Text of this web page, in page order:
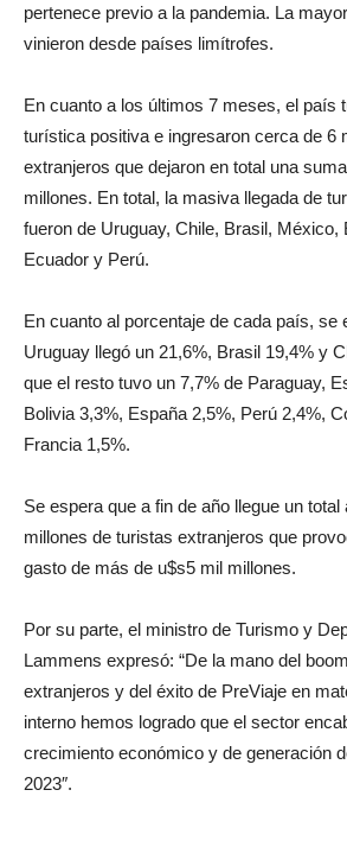
pertenece previo a la pandemia. La
vinieron desde países limítrofes.
En cuanto a los últimos 7 meses, el país
turística positiva e ingresaron cerca de 6
extranjeros que dejaron en total una
millones. En total, la masiva llegada de
fueron de Uruguay, Chile, Brasil, México,
Ecuador y Perú.
En cuanto al porcentaje de cada país, se
Uruguay llegó un 21,6%, Brasil 19,4% y
que el resto tuvo un 7,7% de Paraguay,
Bolivia 3,3%, España 2,5%, Perú 2,4%,
Francia 1,5%.
Se espera que a fin de año llegue un
millones de turistas extranjeros que
gasto de más de u$s5 mil millones.
Por su parte, el ministro de Turismo y
Lammens expresó: “De la mano del
extranjeros y del éxito de PreViaje en
interno hemos logrado que el sector
crecimiento económico y de generación
2023″.